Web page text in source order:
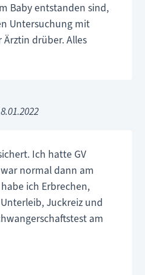
Baby entstanden sind,
Untersuchung mit
drüber. Alles
Ich hatte GV
normal dann am
ich Erbrechen,
Juckreiz und
am